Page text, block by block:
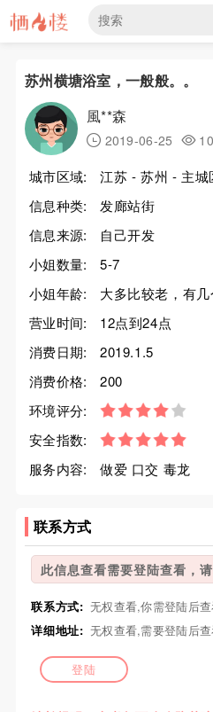
苏州横塘浴室，一般般。。
風**森
2019-06-25
城市区域:
江苏 - 苏州 - 主城
信息种类:
发廊站街
信息来源:
自己开发
小姐数量:
5-7
小姐年龄:
大多比较老，有
营业时间:
12点到24点
消费日期:
2019.1.5
消费价格:
200
环境评分:
安全指数:
服务内容:
做爱 口交 毒龙
联系方式
此信息查看需要登陆查看，
联系方式: 无权查看,你需登陆后
详细地址: 无权查看,需要登陆后
登陆